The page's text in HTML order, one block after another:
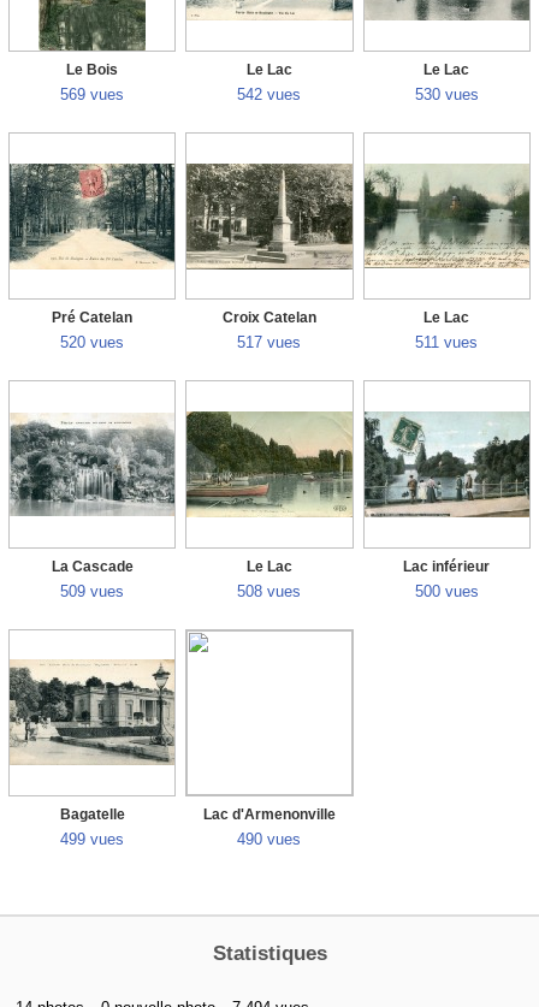
Le Bois
569 vues
Le Lac
542 vues
Le Lac
530 vues
Pré Catelan
520 vues
Croix Catelan
517 vues
Le Lac
511 vues
La Cascade
509 vues
Le Lac
508 vues
Lac inférieur
500 vues
Bagatelle
499 vues
Lac d'Armenonville
490 vues
Statistiques